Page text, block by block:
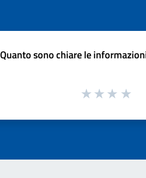
Quanto sono chiare le